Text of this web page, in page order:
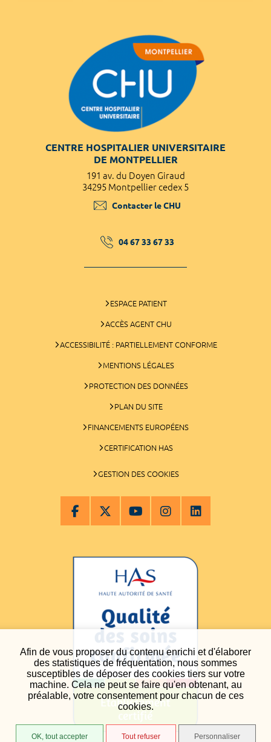
Afin de vous proposer du contenu enrichi et d'élaborer
des statistiques de fréquentation, nous sommes
susceptibles de déposer des cookies tiers sur votre
machine. Cela ne peut se faire qu'en obtenant, au
préalable, votre consentement pour chacun de ces
cookies.
OK, tout accepter Tout refuser Personnaliser
CENTRE HOSPITALIER UNIVERSITAIRE
DE MONTPELLIER
191 av. du Doyen Giraud
34295 Montpellier cedex 5
Contacter le CHU
04 67 33 67 33
ESPACE PATIENT
ACCÈS AGENT CHU
ACCESSIBILITÉ : PARTIELLEMENT CONFORME
MENTIONS LÉGALES
PROTECTION DES DONNÉES
PLAN DU SITE
FINANCEMENTS EUROPÉENS
CERTIFICATION HAS
GESTION DES COOKIES